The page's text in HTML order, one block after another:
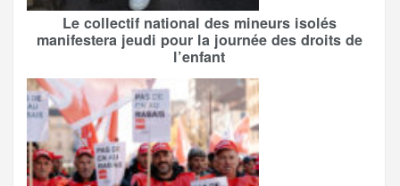
Le collectif national des mineurs isolés
manifestera jeudi pour la journée des droits de
l’enfant